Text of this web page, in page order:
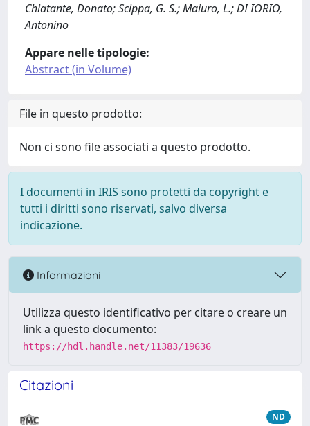
Chiatante, Donato; Scippa, G. S.; Maiuro, L.; DI IORIO,
Antonino
Appare nelle tipologie:
Abstract (in Volume)
File in questo prodotto:
Non ci sono file associati a questo prodotto.
I documenti in IRIS sono protetti da copyright e
tutti i diritti sono riservati, salvo diversa
indicazione.
Informazioni
Utilizza questo identificativo per citare o creare un
link a questo documento:
https://hdl.handle.net/11383/19636
Citazioni
ND